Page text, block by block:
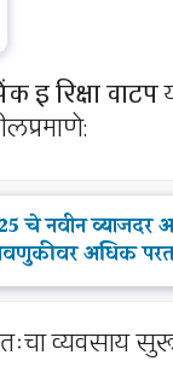
इ रिक्षा वाटप
नवीन व्याजदर
अधिक
व्यवसाय